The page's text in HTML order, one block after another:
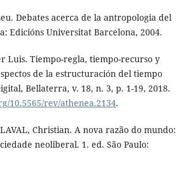
Debates acerca de la antropologia del
Edicións Universitat Barcelona, 2004.
Luis. Tiempo-regla, tiempo-recurso y
de la estructuración del tiempo
Bellaterra, v. 18, n. 3, p. 1-19, 2018.
10.5565/rev/athenea.2134.
Christian. A nova razão do mundo:
neoliberal. 1. ed. São Paulo: